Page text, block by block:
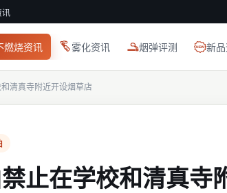
讯
燃烧资讯 雾化资讯 烟弹评测 新
清真寺附近开设烟草店
止在学校和清真寺